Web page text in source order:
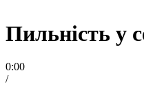
Пильність у
0:00
/